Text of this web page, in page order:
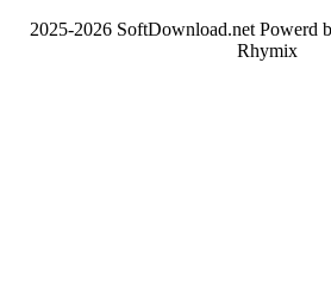
2025-2026 SoftDownload.net Powerd
Rhymix